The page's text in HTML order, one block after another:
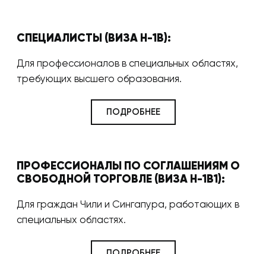
СПЕЦИАЛИСТЫ (ВИЗА H-1B):
Для профессионалов в специальных областях,
требующих высшего образования.
ПОДРОБНЕЕ
ПРОФЕССИОНАЛЫ ПО СОГЛАШЕНИЯМ О
СВОБОДНОЙ ТОРГОВЛЕ (ВИЗА H-1B1):
Для граждан Чили и Сингапура, работающих в
специальных областях.